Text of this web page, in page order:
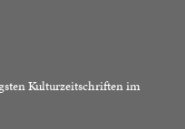
Kulturzeitschriften im